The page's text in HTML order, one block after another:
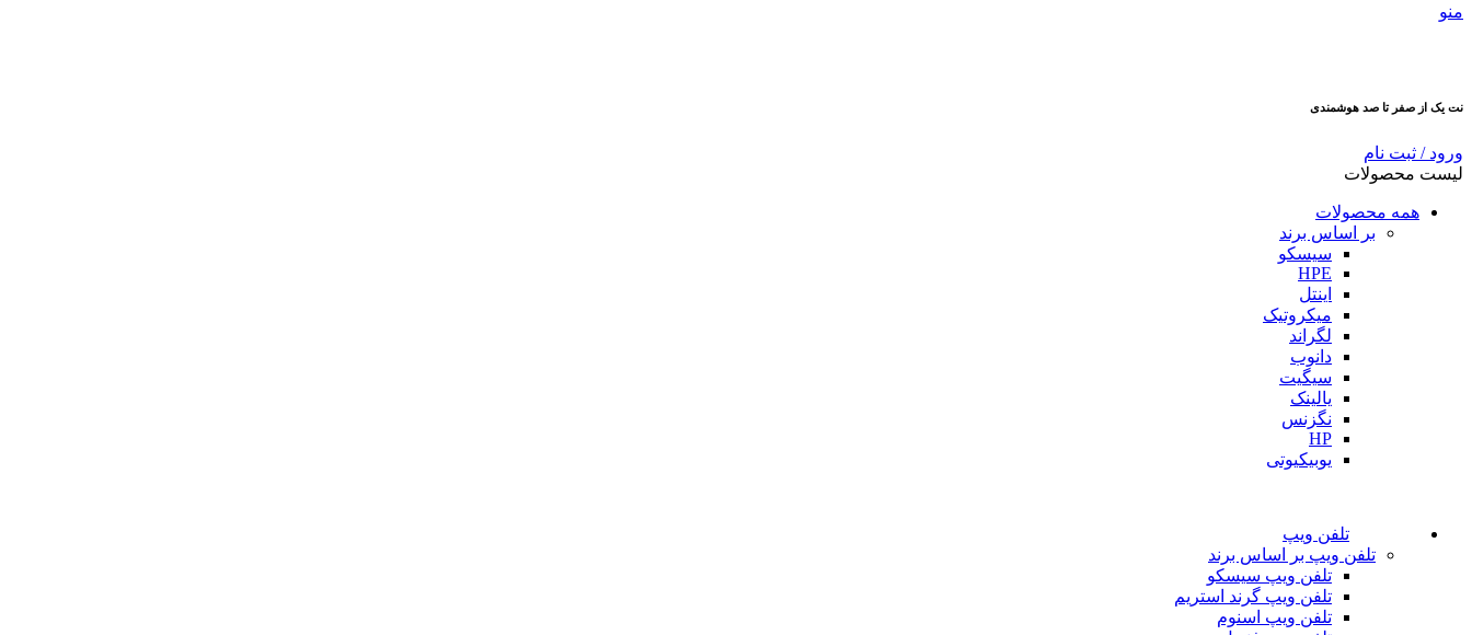
منو
نت یک از صفر تا صد هوشمندی
ورود / ثبت نام
لیست محصولات
همه محصولات
بر اساس برند
سیسکو
HPE
اینتل
میکروتیک
لگراند
دانوب
سیگیت
یالینک
نگزنس
HP
یوبیکیوتی
تلفن ویپ
تلفن ویپ بر اساس برند
تلفن ویپ سیسکو
تلفن ویپ گرند استریم
تلفن ویپ اسنوم